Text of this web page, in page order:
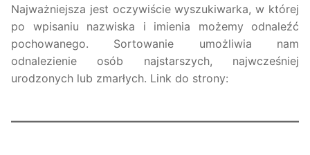
Najważniejsza jest oczywiście wyszukiwarka, w której
po wpisaniu nazwiska i imienia możemy odnaleźć
pochowanego. Sortowanie umożliwia nam
odnalezienie osób najstarszych, najwcześniej
urodzonych lub zmarłych. Link do strony: